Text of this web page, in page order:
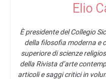
Elio
È presidente del Collegio
della filosofia moderna e
superiore di scienze
della Rivista d’arte
articoli e saggi critici in